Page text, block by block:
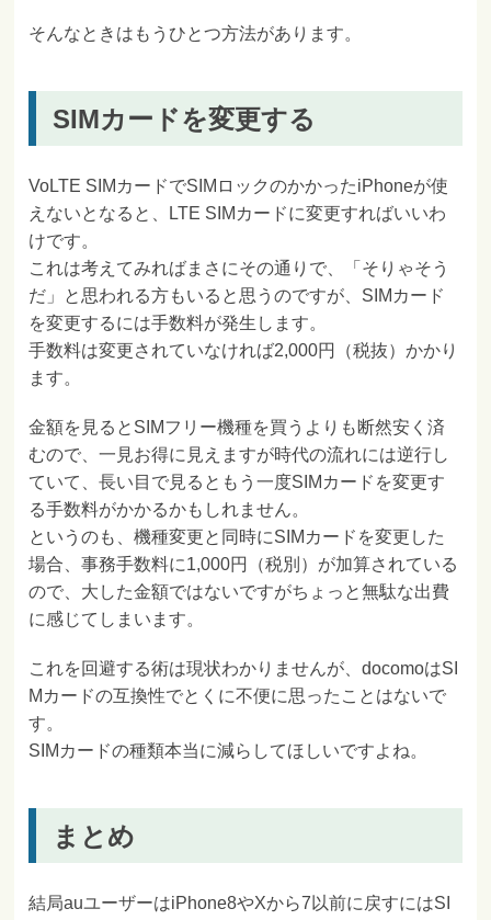
そんなときはもうひとつ方法があります。
SIMカードを変更する
VoLTE SIMカードでSIMロックのかかったiPhoneが使
えないとなると、LTE SIMカードに変更すればいいわ
けです。
これは考えてみればまさにその通りで、「そりゃそう
だ」と思われる方もいると思うのですが、SIMカード
を変更するには手数料が発生します。
手数料は変更されていなければ2,000円（税抜）かかり
ます。
金額を見るとSIMフリー機種を買うよりも断然安く済
むので、一見お得に見えますが時代の流れには逆行し
ていて、長い目で見るともう一度SIMカードを変更す
る手数料がかかるかもしれません。
というのも、機種変更と同時にSIMカードを変更した
場合、事務手数料に1,000円（税別）が加算されている
ので、大した金額ではないですがちょっと無駄な出費
に感じてしまいます。
これを回避する術は現状わかりませんが、docomoはSI
Mカードの互換性でとくに不便に思ったことはないで
す。
SIMカードの種類本当に減らしてほしいですよね。
まとめ
結局auユーザーはiPhone8やXから7以前に戻すにはSI